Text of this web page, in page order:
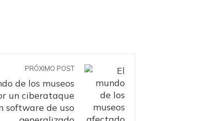
PRÓXIMO POST
de los museos
un ciberataque
software de uso